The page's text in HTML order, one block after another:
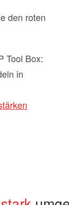
den roten
Tool Box:
in